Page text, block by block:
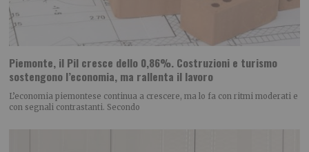
Piemonte, il Pil cresce dello 0,86%. Costruzioni e turismo
sostengono l’economia, ma rallenta il lavoro
L’economia piemontese continua a crescere, ma lo fa con ritmi moderati e
con segnali contrastanti. Secondo